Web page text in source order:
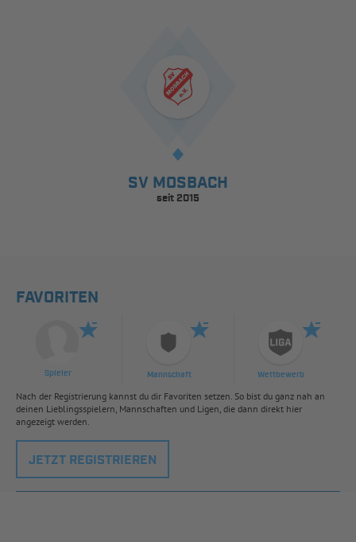
SV MOSBACH
seit 2015
FAVORITEN
Spieler Mannschaft Wettbewerb
Nach der Registrierung kannst du dir Favoriten setzen. So bist du ganz nah an
deinen Lieblingsspielern, Mannschaften und Ligen, die dann direkt hier
angezeigt werden.
JETZT REGISTRIEREN